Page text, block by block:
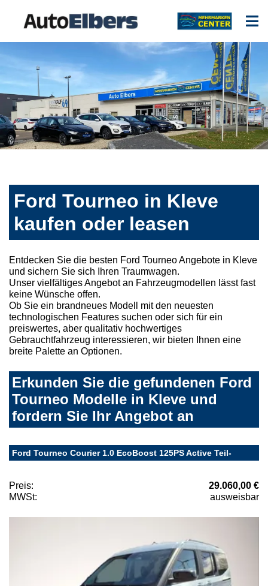
Ford Tourneo in Kleve
kaufen oder leasen
Entdecken Sie die besten Ford Tourneo Angebote in Kleve
und sichern Sie sich Ihren Traumwagen.
Unser vielfältiges Angebot an Fahrzeugmodellen lässt fast
keine Wünsche offen.
Ob Sie ein brandneues Modell mit den neuesten
technologischen Features suchen oder sich für ein
preiswertes, aber qualitativ hochwertiges
Gebrauchtfahrzeug interessieren, wir bieten Ihnen eine
breite Palette an Optionen.
Erkunden Sie die gefundenen Ford
Tourneo Modelle in Kleve und
fordern Sie Ihr Angebot an
Ford Tourneo Courier 1.0 EcoBoost 125PS Active Teil-
Preis:
29.060,00 €
MWSt:
ausweisbar